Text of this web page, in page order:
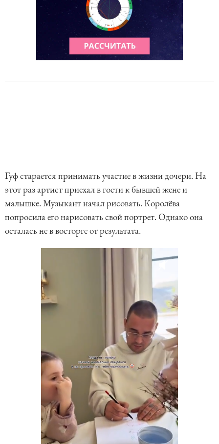
Гуф старается принимать участие в жизни дочери. На
этот раз артист приехал в гости к бывшей жене и
малышке. Музыкант начал рисовать. Королёва
попросила его нарисовать свой портрет. Однако она
осталась не в восторге от результата.